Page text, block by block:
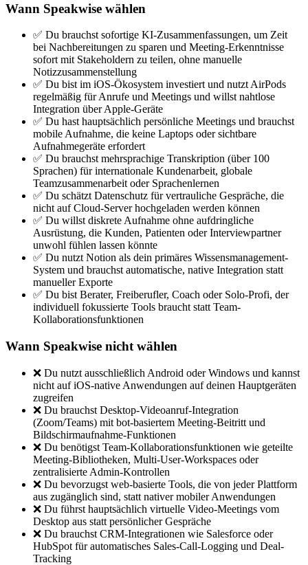
Wann Speakwise wählen
✅ Du brauchst sofortige KI-Zusammenfassungen, um Zeit
bei Nachbereitungen zu sparen und Meeting-Erkenntnisse
sofort mit Stakeholdern zu teilen, ohne manuelle
Notizzusammenstellung
✅ Du bist im iOS-Ökosystem investiert und nutzt AirPods
regelmäßig für Anrufe und Meetings und willst nahtlose
Integration über Apple-Geräte
✅ Du hast hauptsächlich persönliche Meetings und brauchst
mobile Aufnahme, die keine Laptops oder sichtbare
Aufnahmegeräte erfordert
✅ Du brauchst mehrsprachige Transkription (über 100
Sprachen) für internationale Kundenarbeit, globale
Teamzusammenarbeit oder Sprachenlernen
✅ Du schätzt Datenschutz für vertrauliche Gespräche, die
nicht auf Cloud-Server hochgeladen werden können
✅ Du willst diskrete Aufnahme ohne aufdringliche
Ausrüstung, die Kunden, Patienten oder Interviewpartner
unwohl fühlen lassen könnte
✅ Du nutzt Notion als dein primäres Wissensmanagement-
System und brauchst automatische, native Integration statt
manueller Exporte
✅ Du bist Berater, Freiberufler, Coach oder Solo-Profi, der
individuell fokussierte Tools braucht statt Team-
Kollaborationsfunktionen
Wann Speakwise nicht wählen
❌ Du nutzt ausschließlich Android oder Windows und kannst
nicht auf iOS-native Anwendungen auf deinen Hauptgeräten
zugreifen
❌ Du brauchst Desktop-Videoanruf-Integration
(Zoom/Teams) mit bot-basiertem Meeting-Beitritt und
Bildschirmaufnahme-Funktionen
❌ Du benötigst Team-Kollaborationsfunktionen wie geteilte
Meeting-Bibliotheken, Multi-User-Workspaces oder
zentralisierte Admin-Kontrollen
❌ Du bevorzugst web-basierte Tools, die von jeder Plattform
aus zugänglich sind, statt nativer mobiler Anwendungen
❌ Du führst hauptsächlich virtuelle Video-Meetings vom
Desktop aus statt persönlicher Gespräche
❌ Du brauchst CRM-Integrationen wie Salesforce oder
HubSpot für automatisches Sales-Call-Logging und Deal-
Tracking